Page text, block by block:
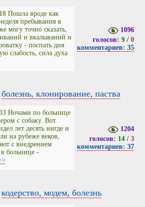
Пошла вроде как
пребывания в
могу точно сказать,
и вкалываний и
- поспать дня
слабость, сила духа
1096
голосов: 9/ 0
комментариев: 35
болезнь, клонирование, паства
Ночами по больнице
с собаку. Вот
лет десять нигде и
на рубеже веков,
с внедрением
больнице -
1204
голосов: 14/ 3
комментариев: 37
кодерство, модем, болезнь